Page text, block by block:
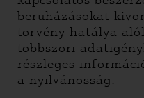
beruházásokat
törvény hatálya
többszöri
részleges
a nyilvánosság.